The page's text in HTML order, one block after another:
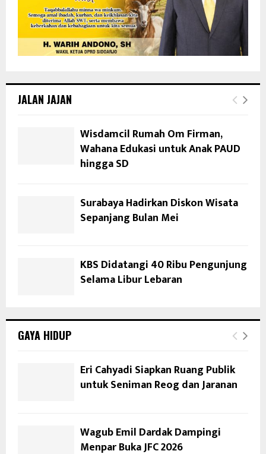
JALAN JAJAN
Wisdamcil Rumah Om Firman,
Wahana Edukasi untuk Anak PAUD
hingga SD
Surabaya Hadirkan Diskon Wisata
Sepanjang Bulan Mei
KBS Didatangi 40 Ribu Pengunjung
Selama Libur Lebaran
GAYA HIDUP
Eri Cahyadi Siapkan Ruang Publik
untuk Seniman Reog dan Jaranan
Wagub Emil Dardak Dampingi
Menpar Buka JFC 2026